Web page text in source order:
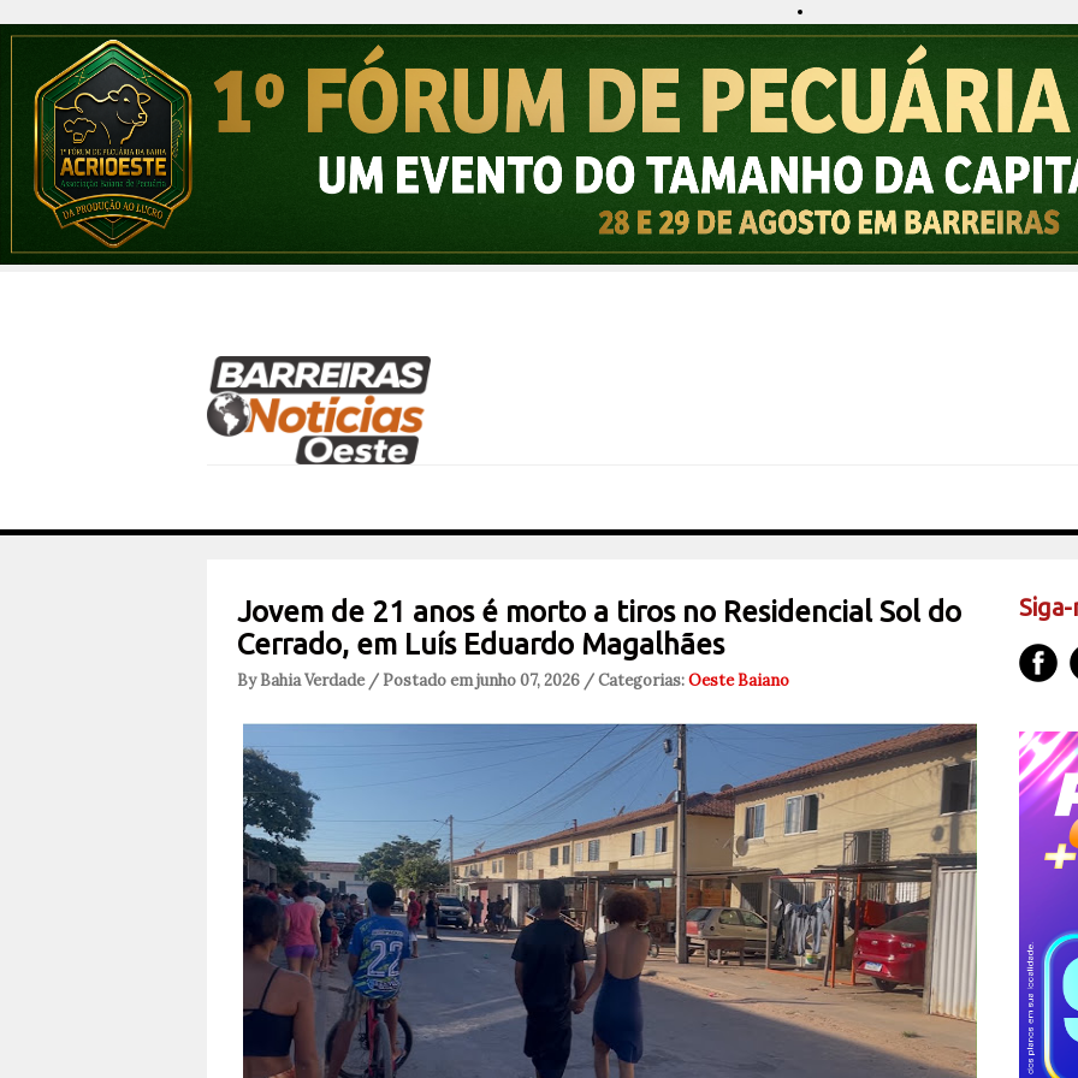
Jovem de 21 anos é morto a tiros no Residencial Sol do
Cerrado, em Luís Eduardo Magalhães
By Bahia Verdade / Postado em junho 07, 2026 / Categorias:Oeste Baiano